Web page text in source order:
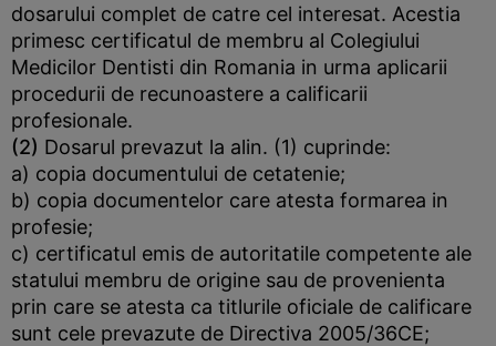
dosarului complet de catre cel interesat. Acestia
primesc certificatul de membru al Colegiului
Medicilor Dentisti din Romania in urma aplicarii
procedurii de recunoastere a calificarii
profesionale.
(2) Dosarul prevazut la alin. (1) cuprinde:
a) copia documentului de cetatenie;
b) copia documentelor care atesta formarea in
profesie;
c) certificatul emis de autoritatile competente ale
statului membru de origine sau de provenienta
prin care se atesta ca titlurile oficiale de calificare
sunt cele prevazute de Directiva 2005/36CE;